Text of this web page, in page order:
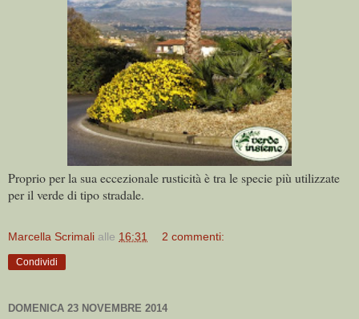
Proprio per la sua eccezionale rusticità è tra le specie più utilizzate
per il verde di tipo stradale.
Marcella Scrimali alle 16:31 2 commenti:
Condividi
DOMENICA 23 NOVEMBRE 2014